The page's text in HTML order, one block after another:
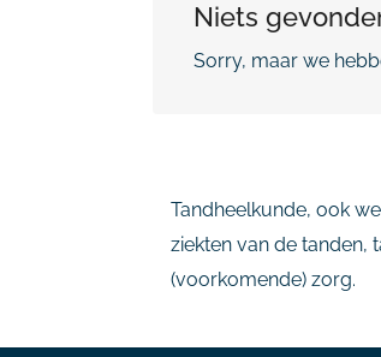
Niets
Sorry, maar we
Tandheelkunde, ook
ziekten van de tanden,
(voorkomende) zorg.